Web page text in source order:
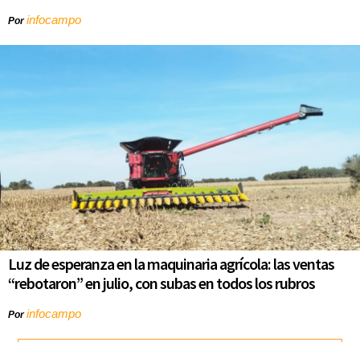
Porinfocampo
Luz de esperanza en la maquinaria agrícola: las ventas
“rebotaron” en julio, con subas en todos los rubros
Porinfocampo